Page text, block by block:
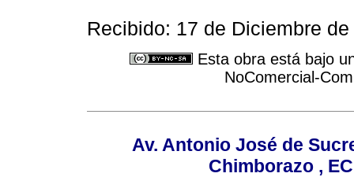
Recibido: 17 de Diciembre
Esta obra está bajo
NoComercial-
Av. Antonio José de
Chimborazo ,